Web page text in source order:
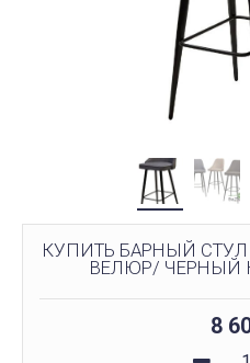
КУПИТЬ БАРНЫЙ СТУЛ
ВЕЛЮР/ ЧЕРНЫЙ
8